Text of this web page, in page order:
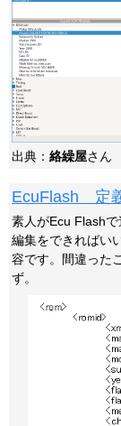
出典： 絡繰屋さん
EcuFlash 定
素人がEcu Flash
編集をできればい
容です。間違った
ず。